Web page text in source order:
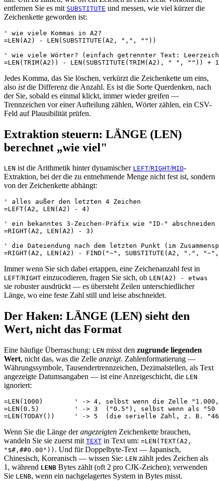
entfernen Sie es mit SUBSTITUTE und messen, wie viel kürzer die
Zeichenkette geworden ist:
' wie viele Kommas in A2?
=LEN(A2) - LEN(SUBSTITUTE(A2, ",", ""))
' wie viele Wörter? (einfach getrennter Text:
Jedes Komma, das Sie löschen, verkürzt die Zeichenkette um eins,
also istdie Differenz die Anzahl. Es ist die Sorte Querdenken, nach
der Sie, sobald es einmal klickt, immer wieder greifen —
Trennzeichen vor einer Aufteilung zählen, Wörter zählen, ein CSV-
Feld auf Plausibilität prüfen.
Extraktion steuern: LÄNGE (LEN)
berechnet „wie viel"
LEN ist die Arithmetik hinter dynamischer LEFT/RIGHT/MID-
Extraktion, bei der die zu entnehmende Menge nicht fest ist, sondern
von der Zeichenkette abhängt:
' alles außer den letzten 4 Zeichen
=LEFT(A2, LEN(A2) - 4)
' ein bekanntes 3-Zeichen-Präfix wie "ID-" abschneiden
=RIGHT(A2, LEN(A2) - 3)
' die Dateiendung nach dem letzten Punkt (im
Immer wenn Sie sich dabei ertappen, eine Zeichenanzahl fest in
LEFT/RIGHT einzucodieren, fragen Sie sich, ob LEN(A2) - etwas
sie robuster ausdrückt — es übersteht Zeilen unterschiedlicher
Länge, wo eine feste Zahl still und leise abschneidet.
Der Haken: LÄNGE (LEN) sieht den
Wert, nicht das Format
Eine häufige Überraschung: LEN misst den zugrunde liegenden
Wert, nicht das, was die Zelle anzeigt. Zahlenformatierung —
Währungssymbole, Tausendertrennzeichen, Dezimalstellen, als Text
angezeigte Datumsangaben — ist eine Anzeigeschicht, die LEN
ignoriert:
=LEN(1000)        ' -> 4, selbst wenn die Zelle
=LEN(0.5)         ' -> 3  ("0.5"), selbst wenn als "50
Wenn Sie die Länge derangezeigten Zeichenkette brauchen,
wandeln Sie sie zuerst mit TEXT in Text um: =LEN(TEXT(A2,
"$#,##0.00")) . Und für Doppelbyte-Text — Japanisch,
Chinesisch, Koreanisch — wissen Sie: LEN zählt jedes Zeichen als
1, während LENB Bytes zählt (oft 2 pro CJK-Zeichen); verwenden
Sie LENB, wenn ein nachgelagertes System in Bytes misst.